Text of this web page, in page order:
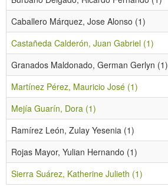
Caballero Márquez, Jose Alonso (1)
Castañeda Calderón, Juan Gabriel (1)
Granados Maldonado, German Gerlyn (1)
Martínez Pérez, Mauricio José (1)
Mejía Guarín, Dora (1)
Ramírez León, Zulay Yesenia (1)
Rojas Mayor, Yulian Hernando (1)
Sierra Suárez, Katherine Julieth (1)